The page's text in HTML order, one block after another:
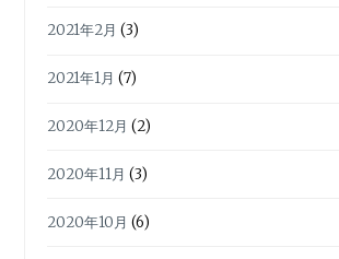
2021年2月 (3)
2021年1月 (7)
2020年12月 (2)
2020年11月 (3)
2020年10月 (6)